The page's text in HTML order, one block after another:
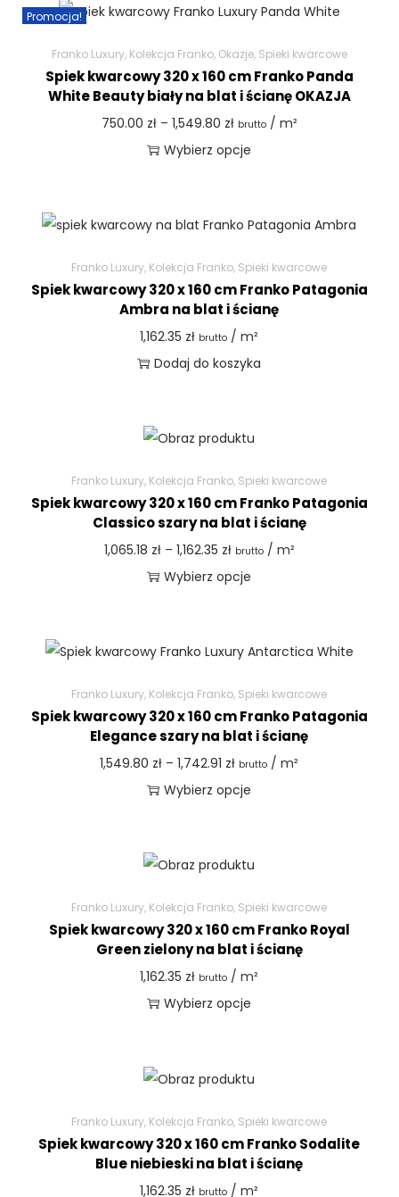
Promocja!
Franko Luxury, Kolekcja Franko, Okazje, Spieki kwarcowe
Spiek kwarcowy 320 x 160 cm Franko Panda
White Beauty biały na blat i ścianę OKAZJA
750.00 zł – 1,549.80 zł brutto/ m²
Wybierz opcje
Franko Luxury, Kolekcja Franko, Spieki kwarcowe
Spiek kwarcowy 320 x 160 cm Franko Patagonia
Ambra na blat i ścianę
1,162.35 zł brutto / m²
Dodaj do koszyka
Franko Luxury, Kolekcja Franko, Spieki kwarcowe
Spiek kwarcowy 320 x 160 cm Franko Patagonia
Classico szary na blat i ścianę
1,065.18 zł – 1,162.35 zł brutto/ m²
Wybierz opcje
Franko Luxury, Kolekcja Franko, Spieki kwarcowe
Spiek kwarcowy 320 x 160 cm Franko Patagonia
Elegance szary na blat i ścianę
1,549.80 zł – 1,742.91 zł brutto / m²
Wybierz opcje
Franko Luxury, Kolekcja Franko, Spieki kwarcowe
Spiek kwarcowy 320 x 160 cm Franko Royal
Green zielony na blat i ścianę
1,162.35 zł brutto / m²
Wybierz opcje
Franko Luxury, Kolekcja Franko, Spieki kwarcowe
Spiek kwarcowy 320 x 160 cm Franko Sodalite
Blue niebieski na blat i ścianę
1,162.35 zł brutto / m²